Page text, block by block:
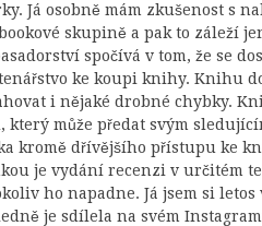
Já osobně mám zkušenost s
skupině a pak to záleží
spočívá v tom, že se
ke koupi knihy. Knihu
i nějaké drobné chybky.
který může předat svým
kromě dřívějšího přístupu ke
je vydání recenzi v určitém
ho napadne. Já jsem si
je sdílela na svém